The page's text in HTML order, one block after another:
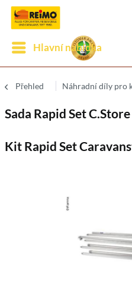
Hlavní nabídka
Přehled Náhradní díly pro
Sada Rapid Set
Kit Rapid Set